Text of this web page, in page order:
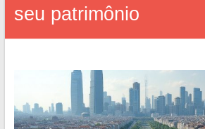
seu patrimônio